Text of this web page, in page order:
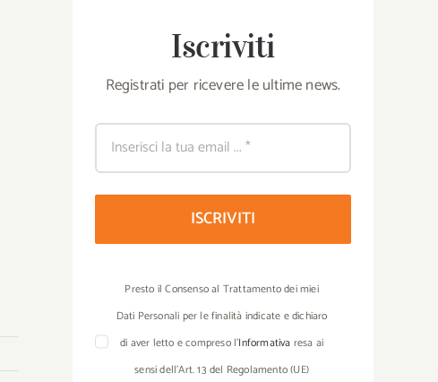
Iscriviti
Registrati per ricevere le ultime news.
ISCRIVITI
Presto il Consenso al Trattamento dei miei
Dati Personali per le finalità indicate e dichiaro
di aver letto e compreso l’Informativa resa ai
sensi dell’Art. 13 del Regolamento (UE)